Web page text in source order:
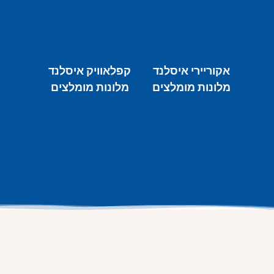
אקוריירי איסלנד
מלונות מומלצים
קפלאוויק איסלנד
מלונות מומלצים